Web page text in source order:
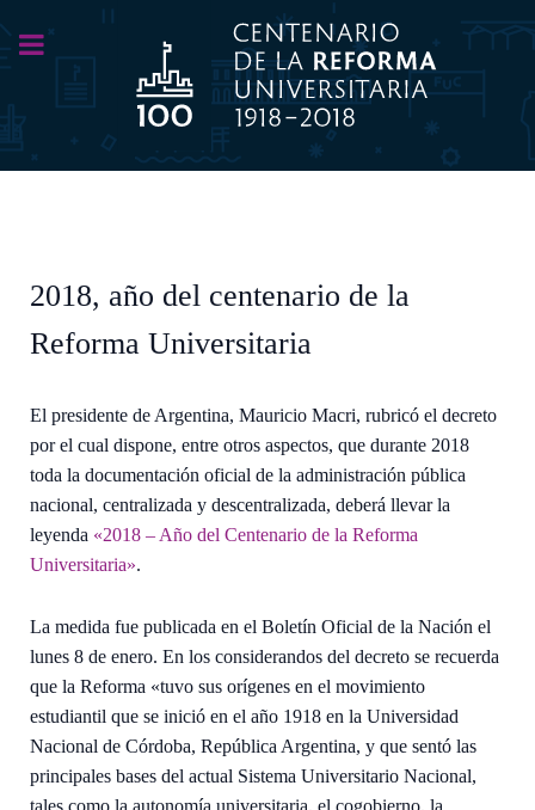
2018, año del centenario de la
Reforma Universitaria
El presidente de Argentina, Mauricio Macri, rubricó el decreto
por el cual dispone, entre otros aspectos, que durante 2018
toda la documentación oficial de la administración pública
nacional, centralizada y descentralizada, deberá llevar la
leyenda «2018 – Año del Centenario de la Reforma
Universitaria».
La medida fue publicada en el Boletín Oficial de la Nación el
lunes 8 de enero. En los considerandos del decreto se recuerda
que la Reforma «tuvo sus orígenes en el movimiento
estudiantil que se inició en el año 1918 en la Universidad
Nacional de Córdoba, República Argentina, y que sentó las
principales bases del actual Sistema Universitario Nacional,